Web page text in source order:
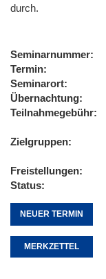
durch.
Seminarnummer
Termin
Seminarort
Übernachtung
Teilnahmegebühr
Zielgruppen
Freistellungen
Status
NEUER TERMIN
MERKZETTEL